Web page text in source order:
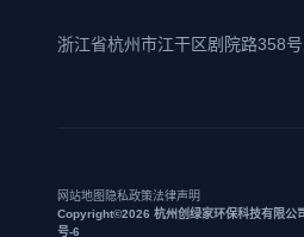
浙江省杭州市江干区剧院路358
网站地图 隐私政策法律声明
Copyright©2026 杭州创绿家环保科技有限公
号-6